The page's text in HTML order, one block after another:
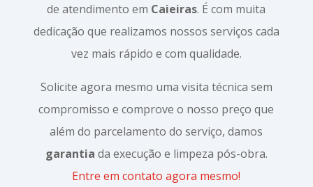
de atendimento em Caieiras. É com muita
dedicação que realizamos nossos serviços cada
vez mais rápido e com qualidade.
Solicite agora mesmo uma visita técnica sem
compromisso e comprove o nosso preço que
além do parcelamento do serviço, damos
garantia da execução e limpeza pós-obra.
Entre em contato agora mesmo!